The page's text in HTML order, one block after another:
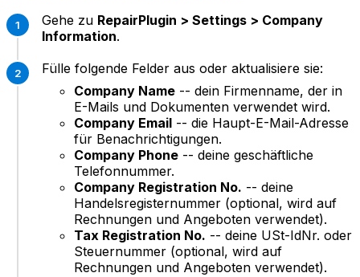
Gehe zu RepairPlugin > Settings > Company
Information.
Fülle folgende Felder aus oder aktualisiere sie:
Company Name -- dein Firmenname, der in
E-Mails und Dokumenten verwendet wird.
Company Email -- die Haupt-E-Mail-Adresse
für Benachrichtigungen.
Company Phone -- deine geschäftliche
Telefonnummer.
Company Registration No. -- deine
Handelsregisternummer (optional, wird auf
Rechnungen und Angeboten verwendet).
Tax Registration No. -- deine USt-IdNr. oder
Steuernummer (optional, wird auf
Rechnungen und Angeboten verwendet).